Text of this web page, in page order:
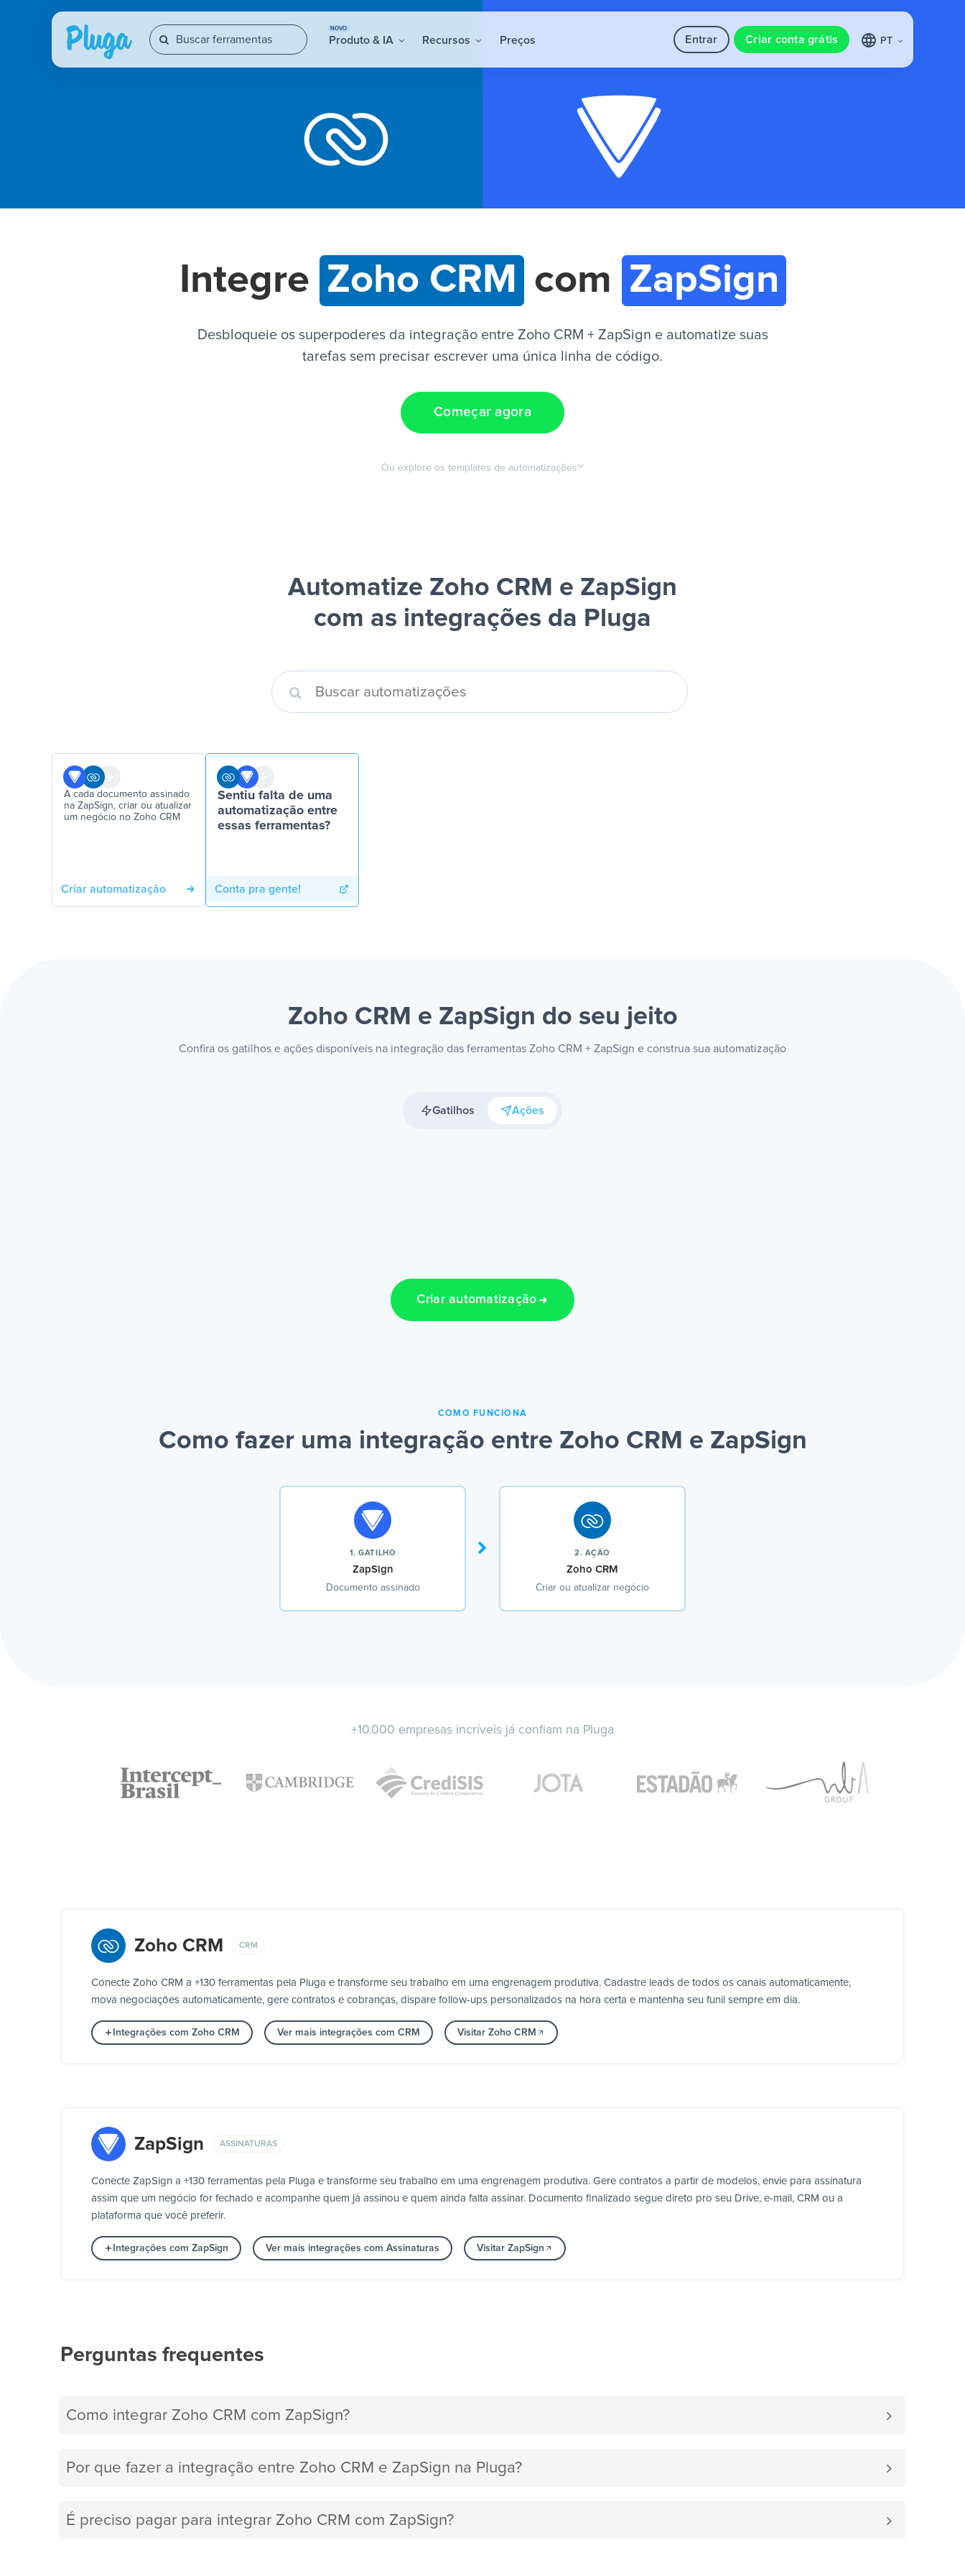
NOVO
Produto & IA Recursos Preços Entrar Criar conta grátis PT
Integre Zoho CRM com ZapSign
Desbloqueie os superpoderes da integração entre Zoho CRM + ZapSign e automatize suas
tarefas sem precisar escrever uma única linha de código.
Começar agora
Ou explore os templates de automatizações
Automatize Zoho CRM e ZapSign
com as integrações da Pluga
A cada documento assinado
na ZapSign, criar ou atualizar
um negócio no Zoho CRM
Criar automatização
Sentiu falta de uma
automatização entre
essas ferramentas?
Conta pra gente!
Zoho CRM e ZapSign do seu jeito
Confira os gatilhos e ações disponíveis na integração das ferramentas Zoho CRM + ZapSign e construa sua automatização
Gatilhos Ações
Criar automatização
COMO FUNCIONA
Como fazer uma integração entre Zoho CRM e ZapSign
1. GATILHO
ZapSign
Documento assinado
2. AÇÃO
Zoho CRM
Criar ou atualizar negócio
+10.000 empresas incríveis já confiam na Pluga
Zoho CRM CRM
Conecte Zoho CRM a +130 ferramentas pela Pluga e transforme seu trabalho em uma engrenagem produtiva. Cadastre leads de todos os canais automaticamente,
mova negociações automaticamente, gere contratos e cobranças, dispare follow-ups personalizados na hora certa e mantenha seu funil sempre em dia.
Integrações com Zoho CRM Ver mais integrações com CRM Visitar Zoho CRM
ZapSign ASSINATURAS
Conecte ZapSign a +130 ferramentas pela Pluga e transforme seu trabalho em uma engrenagem produtiva. Gere contratos a partir de modelos, envie para assinatura
assim que um negócio for fechado e acompanhe quem já assinou e quem ainda falta assinar. Documento finalizado segue direto pro seu Drive, e-mail, CRM ou a
plataforma que você preferir.
Integrações com ZapSign Ver mais integrações com Assinaturas Visitar ZapSign
Perguntas frequentes
Como integrar Zoho CRM com ZapSign?
Por que fazer a integração entre Zoho CRM e ZapSign na Pluga?
É preciso pagar para integrar Zoho CRM com ZapSign?